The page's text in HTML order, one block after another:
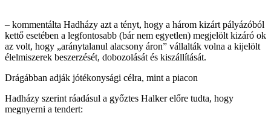
– kommentálta Hadházy azt a tényt, hogy a három kizárt pályázóból
kettő esetében a legfontosabb (bár nem egyetlen) megjelölt kizáró ok
az volt, hogy „aránytalanul alacsony áron” vállalták volna a kijelölt
élelmiszerek beszerzését, dobozolását és kiszállítását.
Drágábban adják jótékonysági célra, mint a piacon
Hadházy szerint ráadásul a győztes Halker előre tudta, hogy
megnyerni a tendert: